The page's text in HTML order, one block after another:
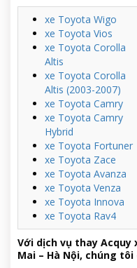
xe Toyota Wigo
xe Toyota Vios
xe Toyota Corolla
Altis
xe Toyota Corolla
Altis (2003-2007)
xe Toyota Camry
xe Toyota Camry
Hybrid
xe Toyota Fortuner
xe Toyota Zace
xe Toyota Avanza
xe Toyota Venza
xe Toyota Innova
xe Toyota Rav4
Với dịch vụ thay
Mai – Hà Nội, chúng